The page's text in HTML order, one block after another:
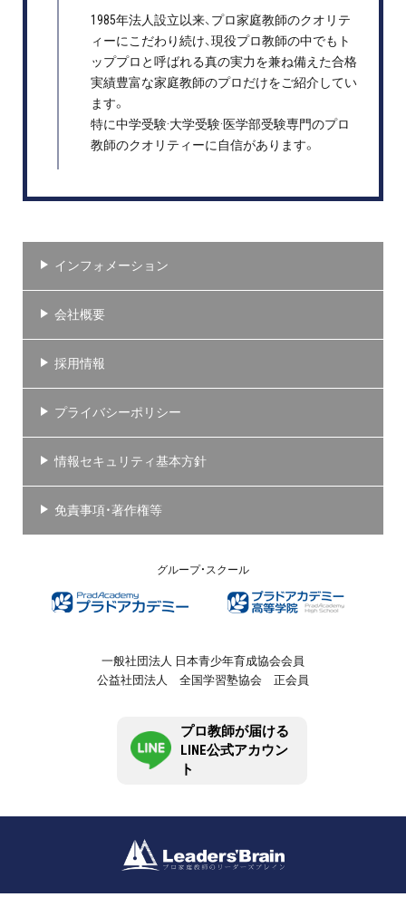
1985年法人設立以来、プロ家庭教師のクオリテ
ィーにこだわり続け、現役プロ教師の中でもト
ッププロと呼ばれる真の実力を兼ね備えた合格
実績豊富な家庭教師のプロだけをご紹介してい
ます。
特に中学受験·大学受験·医学部受験専門のプロ
教師のクオリティーに自信があります。
インフォメーション
会社概要
採用情報
プライバシーポリシー
情報セキュリティ基本方針
免責事項・著作権等
グループ・スクール
一般社団法人 日本青少年育成協会会員
公益社団法人 全国学習塾協会 正会員
プロ教師が届ける
LINE公式アカウン
ト